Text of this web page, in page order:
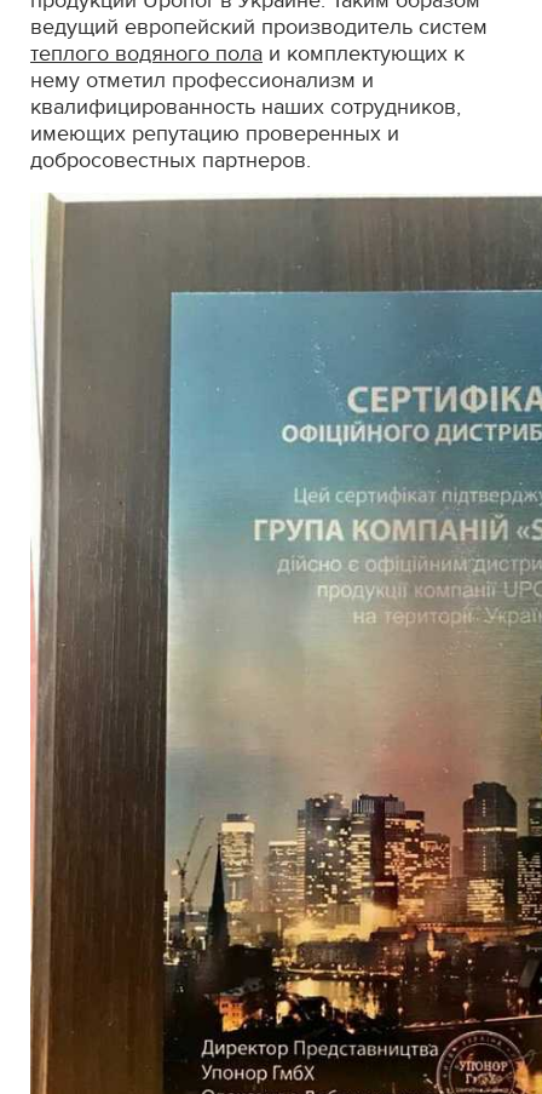
ведущий европейский производитель систем
теплого водяного пола и комплектующих к
нему отметил профессионализм и
квалифицированность наших сотрудников,
имеющих репутацию проверенных и
добросовестных партнеров.